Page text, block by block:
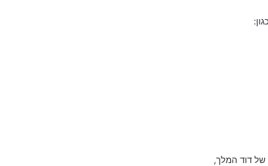
של דוד המלך,